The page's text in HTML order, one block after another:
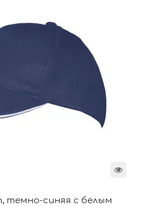
темно-синяя с белым